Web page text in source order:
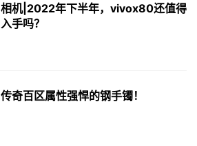
相机|2022年下半年，vivox80还值得
入手吗？
传奇百区属性强悍的钢手镯！